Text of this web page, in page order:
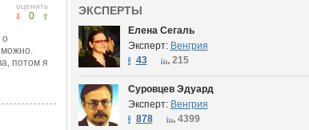
оценить
0
о
можно.
потом я
ЭКСПЕРТЫ
Елена Сегаль
Эксперт: Венгрия
43
215
Суровцев Эдуард
Эксперт: Венгрия
878
4399